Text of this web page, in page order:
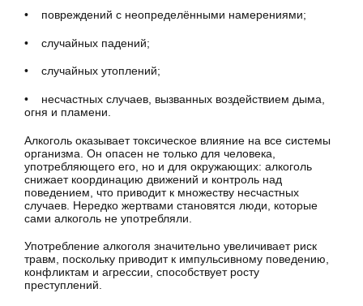
• повреждений с неопределёнными намерениями;
• случайных падений;
• случайных утоплений;
• несчастных случаев, вызванных воздействием дыма,
огня и пламени.
Алкоголь оказывает токсическое влияние на все системы
организма. Он опасен не только для человека,
употребляющего его, но и для окружающих: алкоголь
снижает координацию движений и контроль над
поведением, что приводит к множеству несчастных
случаев. Нередко жертвами становятся люди, которые
сами алкоголь не употребляли.
Употребление алкоголя значительно увеличивает риск
травм, поскольку приводит к импульсивному поведению,
конфликтам и агрессии, способствует росту
преступлений.